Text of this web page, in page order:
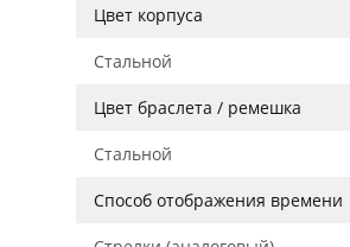
Цвет корпуса
Стальной
Цвет браслета / ремешка
Стальной
Способ отображения времени